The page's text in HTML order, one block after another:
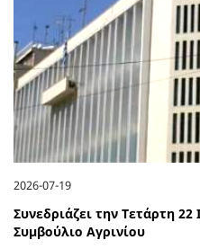
2026-07-19
Συνεδριάζει την Τετάρτη 22
Συμβούλιο Αγρινίου